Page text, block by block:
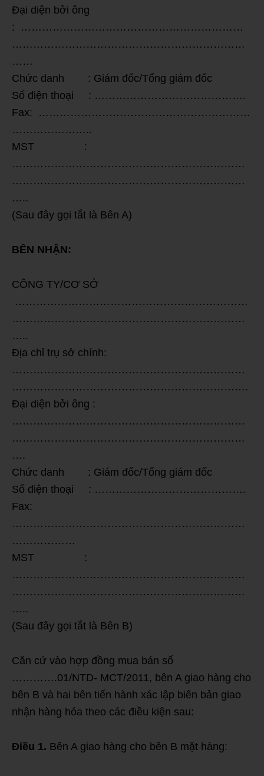
Đại diện bởi ông
: ………………………………………………………
…………………………………………………………
……
Chức danh : Giám đốc/Tổng giám đốc
Số điện thoại : …………………………………….
Fax: ……………………………………………………
…………………..
MST :
…………………………………………………………
…………………………………………………………
…..
(Sau đây gọi tắt là Bên A)
BÊN NHẬN:
CÔNG TY/CƠ SỞ
…………………………………………………………
…………………………………………………………
…..
Địa chỉ trụ sở chính:
…………………………………………………………
………………………………………………………….
Đại diện bởi ông :
…………………………………………………………
…………………………………………………………
….
Chức danh : Giám đốc/Tổng giám đốc
Số điện thoại : …………………………………….
Fax:
…………………………………………………………
………………
MST :
…………………………………………………………
…………………………………………………………
…..
(Sau đây gọi tắt là Bên B)
Căn cứ vào hợp đồng mua bán số
………….01/NTD- MCT/2011, bên A giao hàng cho
bên B và hai bên tiến hành xác lập biên bản giao
nhận hàng hóa theo các điều kiện sau:
Điều 1. Bên A giao hàng cho bên B mặt hàng: